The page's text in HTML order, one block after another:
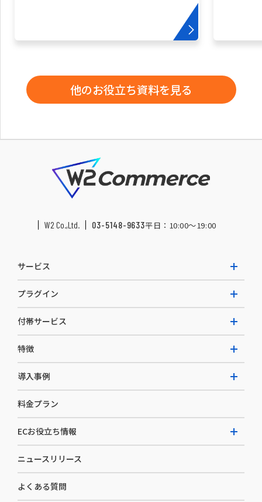
他のお役立ち資料を見る
W2 Co.,Ltd. 03-5148-9633平日：10:00〜19:00
サービス
W2 Commerce Repeat
W2 Commerce BtoB
W2 Commerce Asia
プラグイン
AI buddy
付帯サービス
EC運用構築支援・運用支援
カスタマーサクセス
セキュリティ
デザイン制作
コンサルティング
特徴
選ばれる理由
開発体制
導入事例
導入企業一覧
料金プラン
ECお役立ち情報
お役立ち資料
ニュースリリース
よくある質問